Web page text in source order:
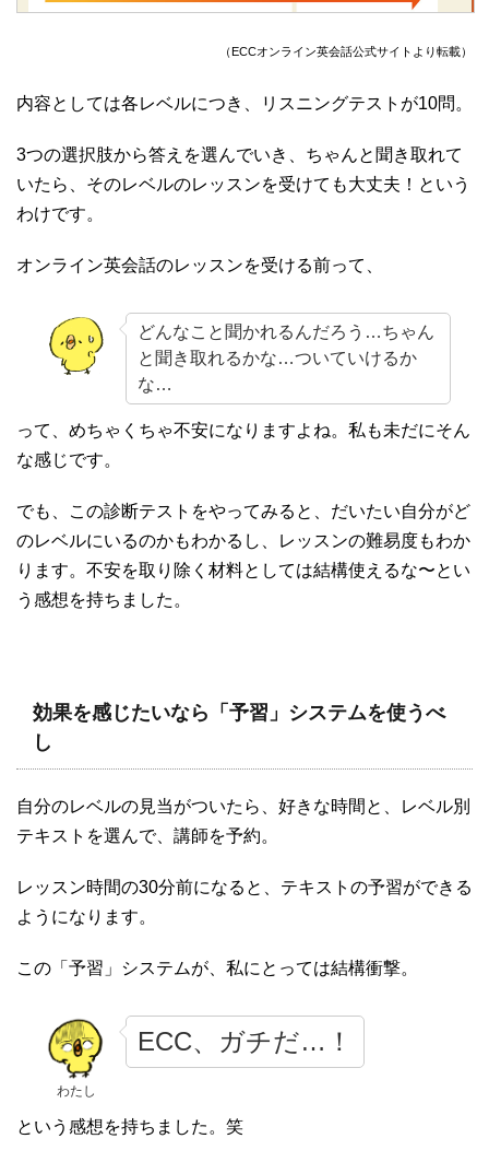
（ECCオンライン英会話公式サイトより転載）
内容としては各レベルにつき、リスニングテストが10問。
3つの選択肢から答えを選んでいき、ちゃんと聞き取れて
いたら、そのレベルのレッスンを受けても大丈夫！という
わけです。
オンライン英会話のレッスンを受ける前って、
どんなこと聞かれるんだろう…ちゃん
と聞き取れるかな…ついていけるか
な…
って、めちゃくちゃ不安になりますよね。私も未だにそん
な感じです。
でも、この診断テストをやってみると、だいたい自分がど
のレベルにいるのかもわかるし、レッスンの難易度もわか
ります。不安を取り除く材料としては結構使えるな〜とい
う感想を持ちました。
効果を感じたいなら「予習」システムを使うべ
し
自分のレベルの見当がついたら、好きな時間と、レベル別
テキストを選んで、講師を予約。
レッスン時間の30分前になると、テキストの予習ができる
ようになります。
この「予習」システムが、私にとっては結構衝撃。
わたし
ECC、ガチだ…！
という感想を持ちました。笑